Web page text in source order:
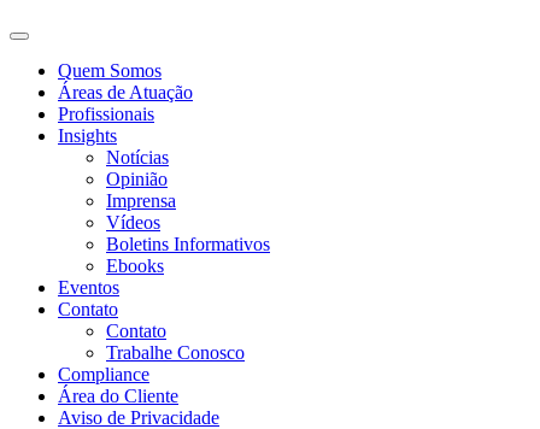
Quem Somos
Áreas de Atuação
Profissionais
Insights
Notícias
Opinião
Imprensa
Vídeos
Boletins Informativos
Ebooks
Eventos
Contato
Contato
Trabalhe Conosco
Compliance
Área do Cliente
Aviso de Privacidade